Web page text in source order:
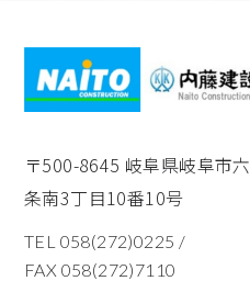
〒500-8645 岐阜県岐阜市六
条南3丁目10番10号
TEL 058(272)0225 /
FAX 058(272)7110